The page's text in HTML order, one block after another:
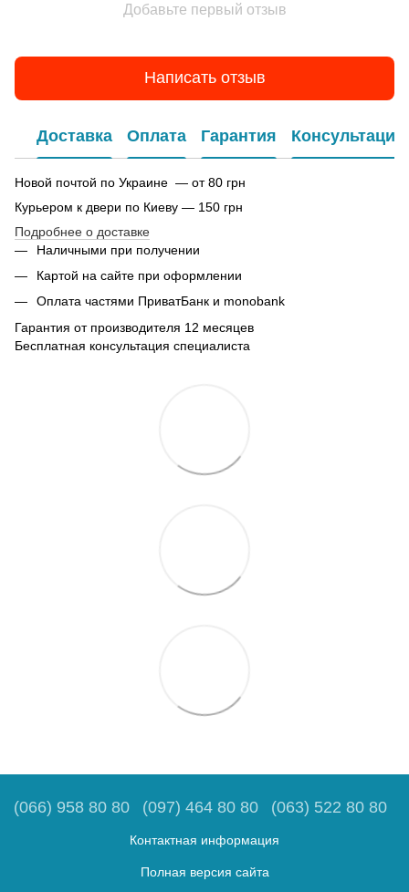
Добавьте первый отзыв
Написать отзыв
Доставка Оплата Гарантия Консультация
Новой почтой по Украине — от 80 грн
Курьером к двери по Киеву — 150 грн
Подробнее о доставке
Наличными при получении
Картой на сайте при оформлении
Оплата частями ПриватБанк и monobank
Гарантия от производителя 12 месяцев
Бесплатная консультация специалиста
(066) 958 80 80 (097) 464 80 80 (063) 522 80 80
Контактная информация
Полная версия сайта